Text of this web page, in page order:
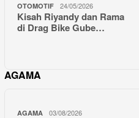
OTOMOTIF 24/05/2026
Kisah Riyandy dan Rama
di Drag Bike Gube…
AGAMA
AGAMA 03/08/2026